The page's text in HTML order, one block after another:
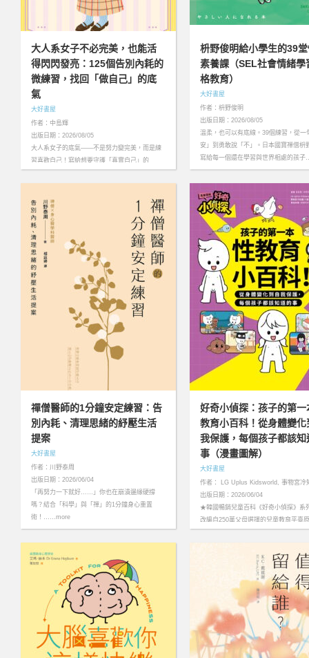
大人系女子不必完美，也能活
得閃閃發亮：125個告別內耗的
微練習，找回「做自己」的底
氣
大好書屋
作者：中島輝
出版日期：2026/08/05
大人系女子的底氣——不是努力變完美，而是練
習喜歡自己！寫給想要守護「真實自己」的
枡野俊明給小學生的39
素養課（SEL社會情緒學
格教育）
大好書屋
作者：枡野俊明
出版日期：2026/08/05
溫柔，也可以有底線。39個練習，從一
安」到勇敢說「不」。日本國寶禪僧枡
寫給每一個還在學習與世界相處的孩
禪僧醫師的1分鐘安定練習：告
別內耗、清理思緒的紓壓生活
提案
大好書屋
作者：川野泰周
出版日期：2026/06/04
「再努力一下就好……」你也在崩潰邊緣硬撐
嗎？結合「科學」與「禪」的1分鐘身心重置
術！……more
好奇小偵探：孩子的第一
教育小百科！從身體變化
我保護，每個孩子都該知
事（漫畫圖解）
大好書屋
作者： LG Uplus Kidsworld, 事物宮冷
出版日期：2026/06/04
★韓國暢銷兒童百科《好奇小偵探》系
改編自250萬父母選擇的兒童教育平臺